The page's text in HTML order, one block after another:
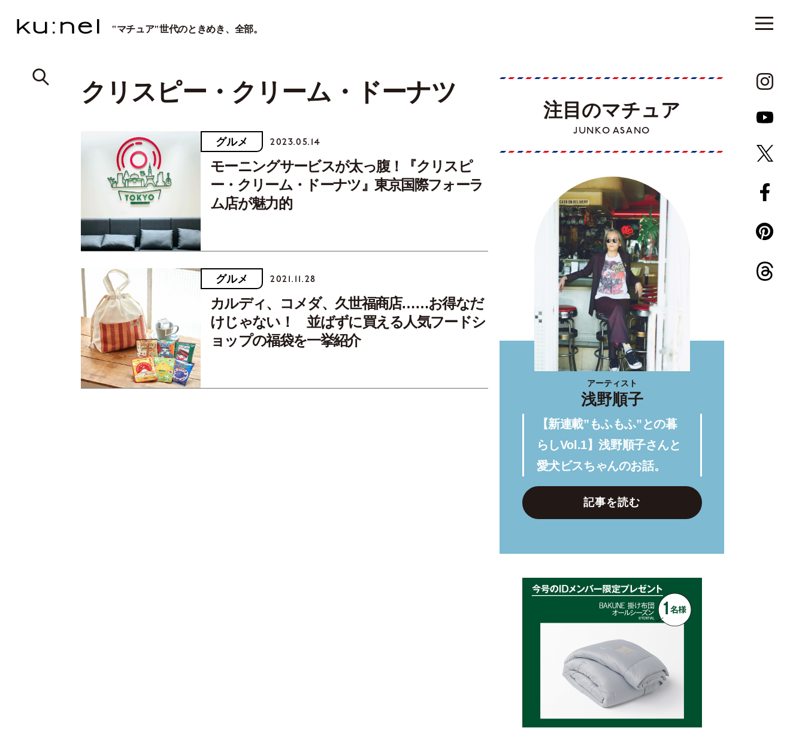
"マチュア"世代のときめき、全部。
クリスピー・クリーム・ドーナツ
グルメ 2023.05.14
モーニングサービスが太っ腹！『クリスピ
ー・クリーム・ドーナツ』東京国際フォーラ
ム店が魅力的
グルメ 2021.11.28
カルディ、コメダ、久世福商店……お得なだ
けじゃない！ 並ばずに買える人気フードシ
ョップの福袋を一挙紹介
注目のマチュア
JUNKO ASANO
アーティスト
浅野順子
【新連載”もふもふ”との暮
らしVol.1】浅野順子さんと
愛犬ビスちゃんのお話。
記事を読む